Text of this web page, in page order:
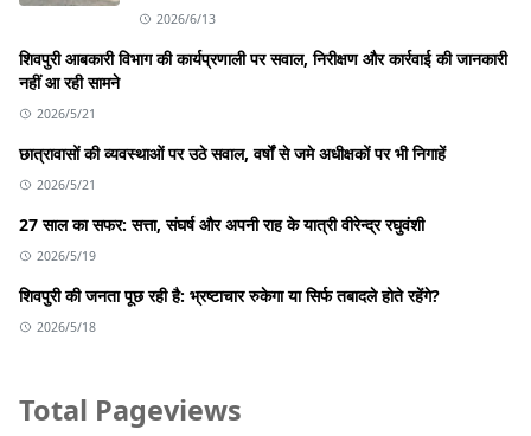
2026/6/13
शिवपुरी आबकारी विभाग की कार्यप्रणाली पर सवाल, निरीक्षण और कार्रवाई की जानकारी
नहीं आ रही सामने
2026/5/21
छात्रावासों की व्यवस्थाओं पर उठे सवाल, वर्षों से जमे अधीक्षकों पर भी निगाहें
2026/5/21
27 साल का सफर: सत्ता, संघर्ष और अपनी राह के यात्री वीरेन्द्र रघुवंशी
2026/5/19
शिवपुरी की जनता पूछ रही है: भ्रष्टाचार रुकेगा या सिर्फ तबादले होते रहेंगे?
2026/5/18
Total Pageviews